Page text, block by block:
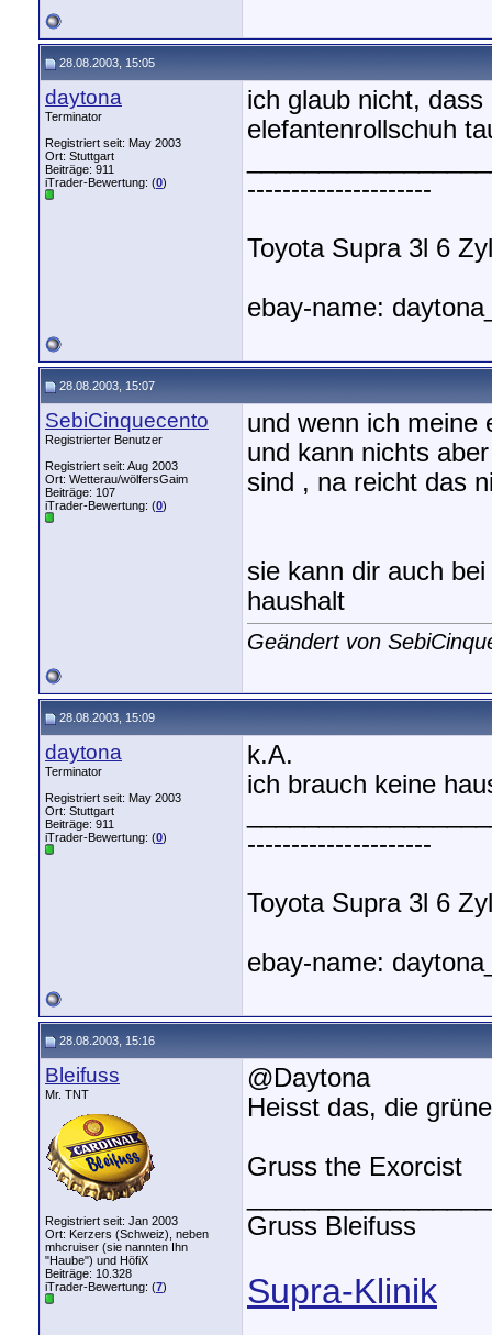
28.08.2003, 15:05
daytona
Terminator
Registriert seit: May 2003
Ort: Stuttgart
Beiträge: 911
iTrader-Bewertung: (0)
ich glaub nicht,
elefantenrollschuh
---------------------
Toyota Supra 3l 6
ebay-name:
28.08.2003, 15:07
SebiCinquecento
Registrierter Benutzer
Registriert seit: Aug 2003
Ort: Wetterau/wölfersGaim
Beiträge: 107
iTrader-Bewertung: (0)
und wenn ich meine
und kann nichts
sind , na reicht das
sie kann dir auch
haushalt
Geändert von
28.08.2003, 15:09
daytona
Terminator
Registriert seit: May 2003
Ort: Stuttgart
Beiträge: 911
iTrader-Bewertung: (0)
k.A.
ich brauch keine
---------------------
Toyota Supra 3l 6
ebay-name:
28.08.2003, 15:16
Bleifuss
Mr. TNT
Registriert seit: Jan 2003
Ort: Kerzers (Schweiz), neben
mhcruiser (sie nannten Ihn
"Haube") und HöfiX
Beiträge: 10.328
iTrader-Bewertung: (7)
@Daytona
Heisst das, die
Gruss the Exorcist
Gruss Bleifuss
Supra-Klinik